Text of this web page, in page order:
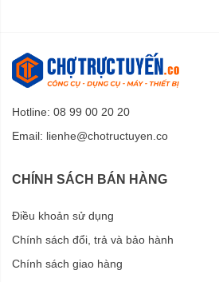
Hotline: 08 99 00 20 20
Email: lienhe@chotructuyen.co
CHÍNH SÁCH BÁN HÀNG
Điều khoản sử dụng
Chính sách đổi, trả và bảo hành
Chính sách giao hàng